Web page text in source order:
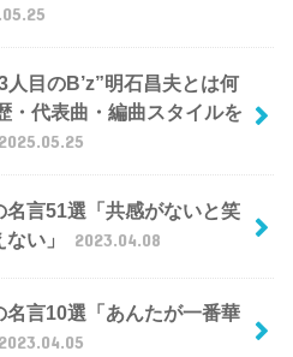
人目のB’z”明石昌夫とは何
・代表曲・編曲スタイルを
2025.05.25
名言51選「共感がないと笑
い」
2023.04.08
名言10選「あんたが一番華
2023.04.05